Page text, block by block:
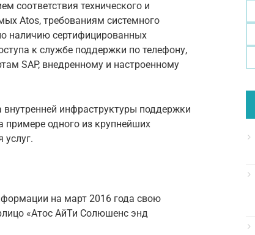
соответствия технического и
Atos, требованиям системного
наличию сертифицированных
к службе поддержки по телефону,
SAP, внедренному и настроенному
инфраструктуры поддержки
примере одного из крупнейших
услуг.
на март 2016 года свою
«Атос АйТи Солюшенс энд